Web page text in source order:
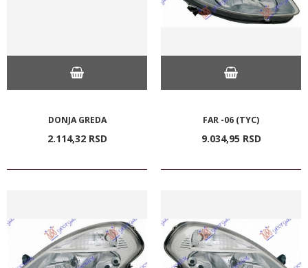
DONJA GREDA
2.114,32 RSD
FAR -06 (TYC)
9.034,95 RSD